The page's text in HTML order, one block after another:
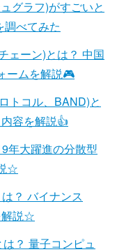
グラフ)がすごいと
調べてみた
ェーン)とは？ 中国
ームを解説🎮
トコル、BAND)と
容を解説👍
年大躍進の分散型
☆
？ バイナンス
解説☆
？ 量子コンピュ